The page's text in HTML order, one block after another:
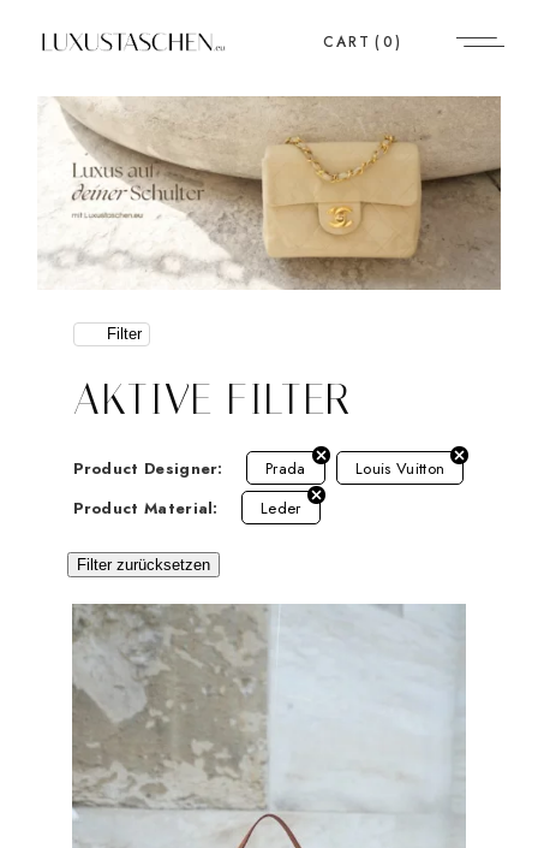
CART (0)
Filter
AKTIVE FILTER
Product Designer: Prada
Louis Vuitton
Product Material:
Leder
Filter zurücksetzen